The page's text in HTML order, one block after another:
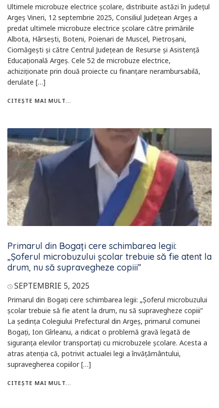
Ultimele microbuze electrice școlare, distribuite astăzi în județul
Argeș Vineri, 12 septembrie 2025, Consiliul Județean Argeș a
predat ultimele microbuze electrice școlare către primăriile
Albota, Hârsești, Boteni, Poienari de Muscel, Pietroșani,
Ciomăgești și către Centrul Județean de Resurse și Asistență
Educațională Argeș. Cele 52 de microbuze electrice,
achiziționate prin două proiecte cu finanțare nerambursabilă,
derulate […]
CITEȘTE MAI MULT...
Primarul din Bogați cere schimbarea legii:
„Șoferul microbuzului școlar trebuie să fie atent la
drum, nu să supravegheze copiii”
SEPTEMBRIE 5, 2025
Primarul din Bogați cere schimbarea legii: „Șoferul microbuzului
școlar trebuie să fie atent la drum, nu să supravegheze copiii”
La ședința Colegiului Prefectural din Argeș, primarul comunei
Bogați, Ion Gîrleanu, a ridicat o problemă gravă legată de
siguranța elevilor transportați cu microbuzele școlare. Acesta a
atras atenția că, potrivit actualei legi a învățământului,
supravegherea copiilor […]
CITEȘTE MAI MULT...